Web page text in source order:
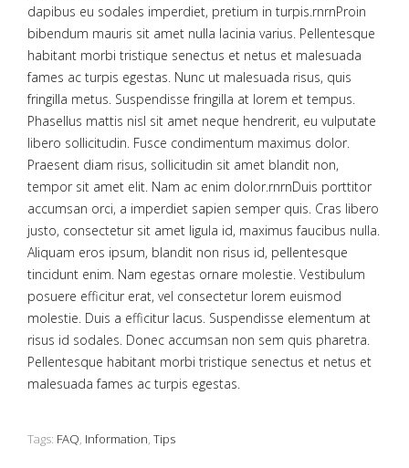
dapibus eu sodales imperdiet, pretium in turpis.rnrnProin
bibendum mauris sit amet nulla lacinia varius. Pellentesque
habitant morbi tristique senectus et netus et malesuada
fames ac turpis egestas. Nunc ut malesuada risus, quis
fringilla metus. Suspendisse fringilla at lorem et tempus.
Phasellus mattis nisl sit amet neque hendrerit, eu vulputate
libero sollicitudin. Fusce condimentum maximus dolor.
Praesent diam risus, sollicitudin sit amet blandit non,
tempor sit amet elit. Nam ac enim dolor.rnrnDuis porttitor
accumsan orci, a imperdiet sapien semper quis. Cras libero
justo, consectetur sit amet ligula id, maximus faucibus nulla.
Aliquam eros ipsum, blandit non risus id, pellentesque
tincidunt enim. Nam egestas ornare molestie. Vestibulum
posuere efficitur erat, vel consectetur lorem euismod
molestie. Duis a efficitur lacus. Suspendisse elementum at
risus id sodales. Donec accumsan non sem quis pharetra.
Pellentesque habitant morbi tristique senectus et netus et
malesuada fames ac turpis egestas.
Tags: FAQ, Information, Tips